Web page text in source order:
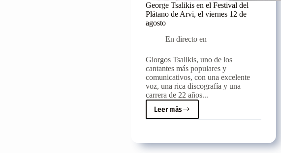
George Tsalikis en el Festival del
Plátano de Arvi, el viernes 12 de
agosto
En directo en
Giorgos Tsalikis, uno de los
cantantes más populares y
comunicativos, con una excelente
voz, una rica discografía y una
carrera de 22 años...
Leer más
George
Tsalikis
Festival